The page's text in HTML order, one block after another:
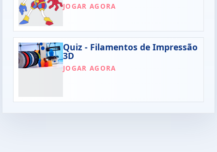
JOGAR AGORA
Quiz - Filamentos de Impressão
3D
JOGAR AGORA